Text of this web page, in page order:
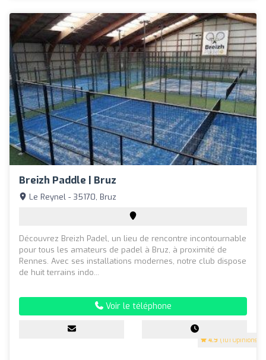
Breizh Paddle | Bruz
4.9 (101 Opinions)
Le Reynel - 35170, Bruz
Découvrez Breizh Padel, un lieu de rencontre incontournable
pour tous les amateurs de padel à Bruz, à proximité de
Rennes. Avec ses installations modernes, notre club dispose
de huit terrains indo...
Voir le téléphone